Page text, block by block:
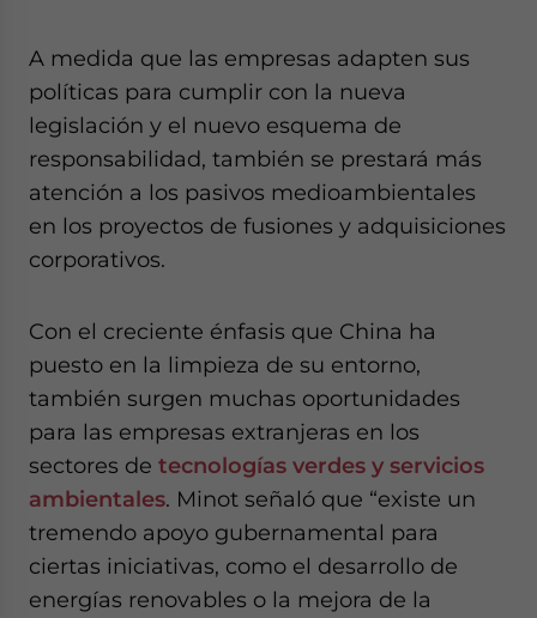
A medida que las empresas adapten sus
políticas para cumplir con la nueva
legislación y el nuevo esquema de
responsabilidad, también se prestará más
atención a los pasivos medioambientales
en los proyectos de fusiones y adquisiciones
corporativos.
Con el creciente énfasis que China ha
puesto en la limpieza de su entorno,
también surgen muchas oportunidades
para las empresas extranjeras en los
sectores de tecnologías verdes y servicios
ambientales. Minot señaló que “existe un
tremendo apoyo gubernamental para
ciertas iniciativas, como el desarrollo de
energías renovables o la mejora de la